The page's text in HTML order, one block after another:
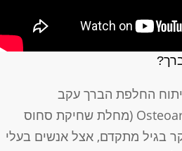
החלפת הברך עקב
אוסטאוארטריטיס Osteoarthritis (מחלת שחיקת סחוס
בגיל מתקדם, אצל אנשים בעלי